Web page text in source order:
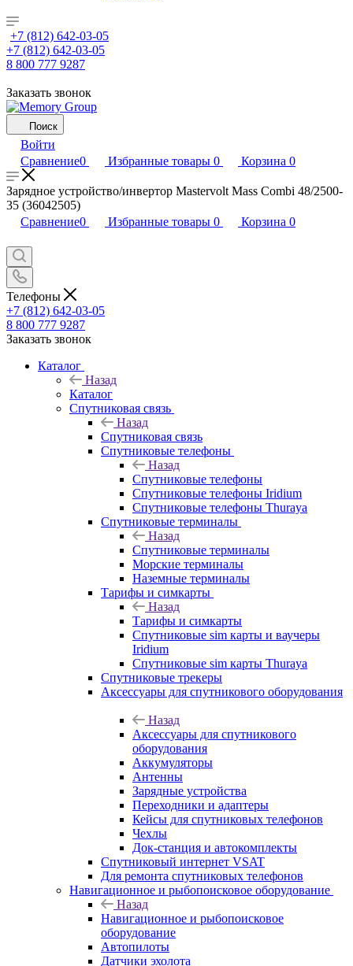
+7 (812) 642-03-05
+7 (812) 642-03-05
8 800 777 9287
Заказать звонок
Поиск
Войти
Сравнение0 Избранные товары 0 Корзина 0
Зарядное устройство/инвертор Mastervolt Mass Combi 48/2500-
35 (36042505)
Сравнение0 Избранные товары 0 Корзина 0
Телефоны
+7 (812) 642-03-05
8 800 777 9287
Заказать звонок
Каталог
Назад
Каталог
Спутниковая связь
Назад
Спутниковая связь
Спутниковые телефоны
Назад
Спутниковые телефоны
Спутниковые телефоны Iridium
Спутниковые телефоны Thuraya
Спутниковые терминалы
Назад
Спутниковые терминалы
Морские терминалы
Наземные терминалы
Тарифы и симкарты
Назад
Тарифы и симкарты
Спутниковые sim карты и ваучеры
Iridium
Спутниковые sim карты Thuraya
Спутниковые трекеры
Аксессуары для спутникового оборудования
Назад
Аксессуары для спутникового
оборудования
Аккумуляторы
Антенны
Зарядные устройства
Переходники и адаптеры
Кейсы для спутниковых телефонов
Чехлы
Док-станция и автокомплекты
Спутниковый интернет VSAT
Для ремонта спутниковых телефонов
Навигационное и рыбопоисковое оборудование
Назад
Навигационное и рыбопоисковое
оборудование
Автопилоты
Датчики эхолота